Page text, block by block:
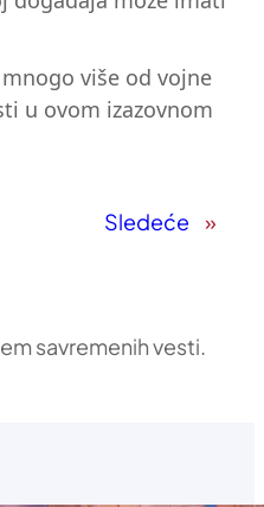
više od vojne
u ovom izazovnom
Sledeće »
savremenih vesti.